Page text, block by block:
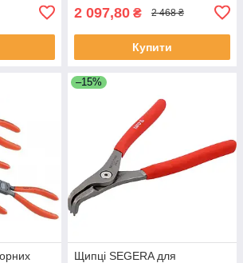
2 097,80 ₴ 2 468 ₴
Купити
–15%
Щипці SEGERA для